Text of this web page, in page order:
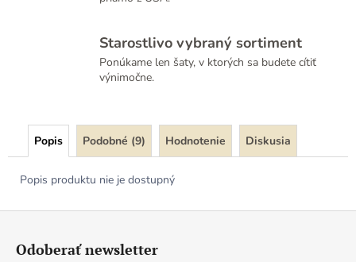
Starostlivo vybraný sortiment
Ponúkame len šaty, v ktorých sa budete cítiť
výnimočne.
Popis Podobné (9) Hodnotenie Diskusia
Popis produktu nie je dostupný
Odoberať newsletter